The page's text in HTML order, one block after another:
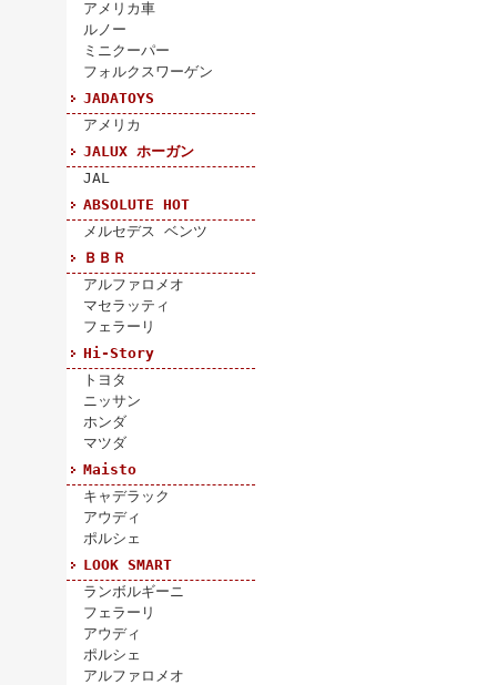
アメリカ車
ルノー
ミニクーパー
フォルクスワーゲン
JADATOYS
アメリカ
JALUX ホーガン
JAL
ABSOLUTE HOT
メルセデス ベンツ
ＢＢＲ
アルファロメオ
マセラッティ
フェラーリ
Hi-Story
トヨタ
ニッサン
ホンダ
マツダ
Maisto
キャデラック
アウディ
ポルシェ
LOOK SMART
ランボルギーニ
フェラーリ
アウディ
ポルシェ
アルファロメオ